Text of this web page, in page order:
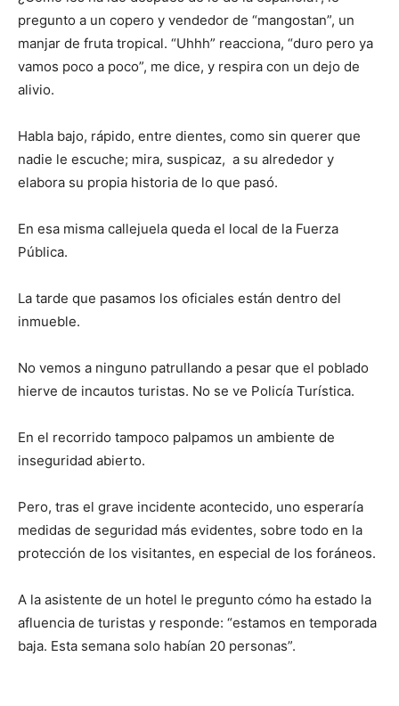
pregunto a un copero y vendedor de “mangostan”, un
manjar de fruta tropical. “Uhhh” reacciona, “duro pero ya
vamos poco a poco”, me dice, y respira con un dejo de
alivio.
Habla bajo, rápido, entre dientes, como sin querer que
nadie le escuche; mira, suspicaz, a su alrededor y
elabora su propia historia de lo que pasó.
En esa misma callejuela queda el local de la Fuerza
Pública.
La tarde que pasamos los oficiales están dentro del
inmueble.
No vemos a ninguno patrullando a pesar que el poblado
hierve de incautos turistas. No se ve Policía Turística.
En el recorrido tampoco palpamos un ambiente de
inseguridad abierto.
Pero, tras el grave incidente acontecido, uno esperaría
medidas de seguridad más evidentes, sobre todo en la
protección de los visitantes, en especial de los foráneos.
A la asistente de un hotel le pregunto cómo ha estado la
afluencia de turistas y responde: “estamos en temporada
baja. Esta semana solo habían 20 personas”.